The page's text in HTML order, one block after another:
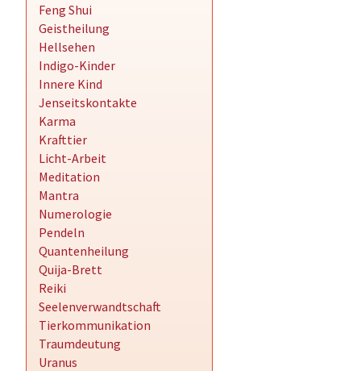
Feng Shui
Geistheilung
Hellsehen
Indigo-Kinder
Innere Kind
Jenseitskontakte
Karma
Krafttier
Licht-Arbeit
Meditation
Mantra
Numerologie
Pendeln
Quantenheilung
Quija-Brett
Reiki
Seelenverwandtschaft
Tierkommunikation
Traumdeutung
Uranus